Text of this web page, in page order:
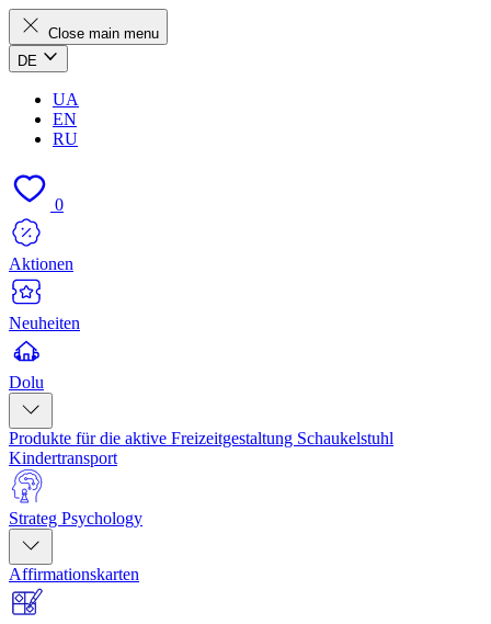
Close main menu
DE
UA
EN
RU
0
Aktionen
Neuheiten
Dolu
Produkte für die aktive Freizeitgestaltung Schaukelstuhl
Kindertransport
Strateg Psychology
Affirmationskarten